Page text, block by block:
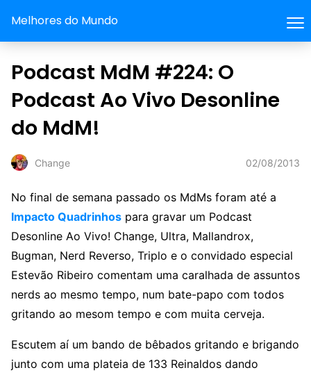
Melhores do Mundo
Podcast MdM #224: O
Podcast Ao Vivo Desonline
do MdM!
Change 02/08/2013
No final de semana passado os MdMs foram até a
Impacto Quadrinhos para gravar um Podcast
Desonline Ao Vivo! Change, Ultra, Mallandrox,
Bugman, Nerd Reverso, Triplo e o convidado especial
Estevão Ribeiro comentam uma caralhada de assuntos
nerds ao mesmo tempo, num bate-papo com todos
gritando ao mesom tempo e com muita cerveja.
Escutem aí um bando de bêbados gritando e brigando
junto com uma plateia de 133 Reinaldos dando